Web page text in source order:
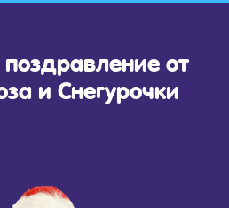
от
и Снегурочки